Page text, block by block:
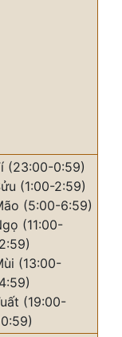
(23:00-0:59)
(1:00-2:59)
(5:00-6:59)
(11:00-
(13:00-
(19:00-